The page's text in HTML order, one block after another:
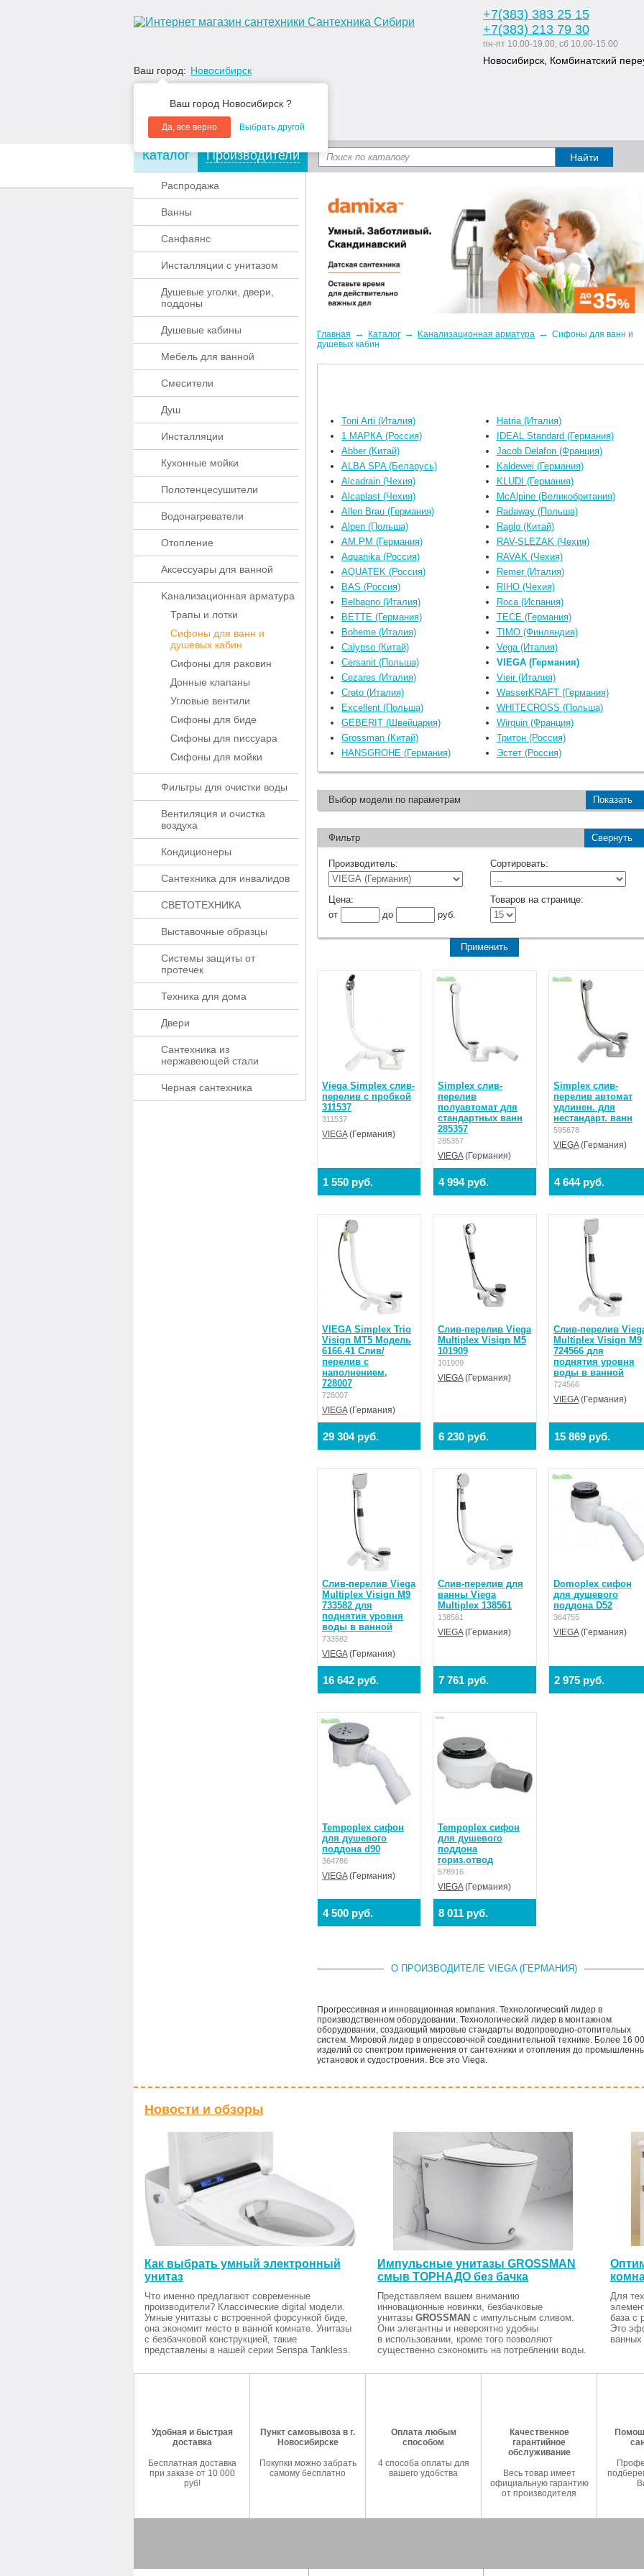
Ваш город: Новосибирск
Ваш город Новосибирск ?
Да, все верно Выбрать другой
+7(383) 383 25 15
+7(383) 213 79 30
пн-пт 10.00-19.00, сб 10.00-15.00
Новосибирск, Комбинатский
О компании Акции Доставка и оплата Статьи Дизайн
Каталог Производители
Распродажа
Ванны
Санфаянс
Инсталляции с унитазом
Душевые уголки, двери,
поддоны
Душевые кабины
Мебель для ванной
Смесители
Душ
Инсталляции
Кухонные мойки
Полотенцесушители
Водонагреватели
Отопление
Аксессуары для ванной
Kaнaлизaционнaя apматypa
Трапы и лотки
Сифоны для ванн и
душевых кабин
Сифоны для раковин
Донные клапаны
Угловые вентили
Сифоны для биде
Сифоны для писсуара
Сифоны для мойки
Фильтры для очистки воды
Вентиляция и очистка
воздуха
Кондиционеры
Сантехника для инвалидов
СВЕТОТЕХНИКА
Выставочные образцы
Системы защиты от
протечек
Техника для дома
Двери
Сантехника из
нержавеющей стали
Черная сантехника
Главная → Каталог → Kaнaлизaционнaя apматypa → Сифоны для ванн и
душевых кабин
Toni Arti (Италия)
1 МАРКА (Россия)
Abber (Китай)
ALBA SPA (Беларусь)
Alcadrain (Чехия)
Alcaplast (Чехия)
Allen Brau (Германия)
Alpen (Польша)
AM.PM (Германия)
Aquanika (Россия)
AQUATEK (Россия)
BAS (Россия)
Belbagno (Италия)
BETTE (Германия)
Boheme (Италия)
Calypso (Китай)
Cersanit (Польша)
Cezares (Италия)
Creto (Италия)
Excellent (Польша)
GEBERIT (Швейцария)
Grossman (Китай)
HANSGROHE (Германия)
Hatria (Италия)
IDEAL Standard (Германия)
Jacob Delafon (Франция)
Kaldewei (Германия)
KLUDI (Германия)
McAlpine (Великобритания)
Radaway (Польша)
Raglo (Китай)
RAV-SLEZAK (Чехия)
RAVAK (Чехия)
Remer (Италия)
RIHO (Чехия)
Roca (Испания)
TECE (Германия)
TIMO (Финляндия)
Vega (Италия)
VIEGA (Германия)
Vieir (Италия)
WasserKRAFT (Германия)
WHITECROSS (Польша)
Wirquin (Франция)
Тритон (Россия)
Эстет (Россия)
Выбор модели по параметрам Показать
Фильтр Свернуть
Производитель: Сортировать:
Цена:
от
до руб.
Товаров на странице:
Viega Simplex слив-
перелив с пробкой
311537
311537
VIEGA(Германия)
1 550 руб.
Simplex слив-
перелив
полуавтомат для
стандартных ванн
285357
285357
VIEGA(Германия)
4 994 руб.
Simplex слив-
перелив автомат
удлинен. для
нестандарт. ванн
595678
VIEGA(Германия)
4 644 руб.
VIEGA Simplex Trio
Visign MT5 Модель
6166.41 Слив/
перелив с
наполнением,
728007
728007
VIEGA(Германия)
29 304 руб.
Слив-перелив Viega
Multiplex Visign M5
101909
101909
VIEGA(Германия)
6 230 руб.
Слив-перелив
Multiplex Visign M9
724566 для
поднятия уровня
воды в ванной
724566
VIEGA(Германия)
15 869 руб.
Слив-перелив Viega
Multiplex Visign M9
733582 для
поднятия уровня
воды в ванной
733582
VIEGA(Германия)
16 642 руб.
Слив-перелив для
ванны Viega
Multiplex 138561
138561
VIEGA(Германия)
7 761 руб.
Domoplex сифон
для душевого
поддона D52
364755
VIEGA(Германия)
2 975 руб.
Tempoplex сифон
для душевого
поддона d90
364786
VIEGA(Германия)
4 500 руб.
Tempoplex сифон
для душевого
поддона
гориз.отвод
578916
VIEGA(Германия)
8 011 руб.
О ПРОИЗВОДИТЕЛЕ VIEGA (ГЕРМАНИЯ)
Прогрессивная и инновационная компания. Технологический лидер в
производственном оборудовании. Технологический лидер в монтажном
оборудовании, создающий мировые стандарты водопроводно-отопительых
систем. Мировой лидер в опрессовочной соединительной технике. Более 16
изделий со спектром применения от сантехники и отопления до
установок и судостроения. Все это Viega.
Новости и обзоры
Как выбрать умный электронный
унитаз
Что именно предлагают современные
производители? Классические digital модели.
Умные унитазы с встроенной форсункой биде,
она экономит место в ванной комнате. Унитазы
с безбачковой конструкцией, такие
представлены в нашей серии Senspa Tankless.
Импульсные унитазы GROSSMAN
смыв ТОРНАДО без бачка
Представляем вашем вниманию
инновационные новинки, безбачковые
унитазы GROSSMAN с импульсным сливом.
Они элегантны и невероятно удобны
в использовании, кроме того позволяют
существенно сэкономить на потреблении воды.
Для
база с
Это
ванных
Удобная и быстрая
доставка
Бесплатная доставка
при заказе от 10 000
руб!
Пункт самовывоза в г.
Новосибирске
Покупки можно забрать
самому бесплатно
Оплата любым
способом
4 способа оплаты для
вашего удобства
Качественное
гарантийное
обслуживание
Весь товар имеет
официальную гарантию
от производителя